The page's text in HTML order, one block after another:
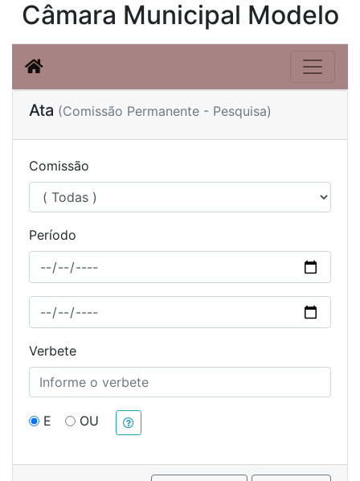
Câmara Municipal Modelo
Ata (Comissão Permanente - Pesquisa)
Comissão
Período
Verbete
E OU